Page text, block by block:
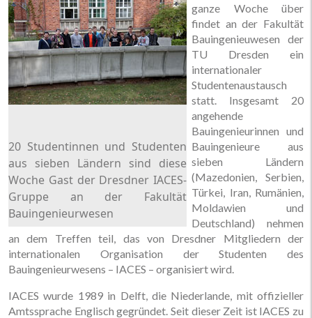
20 Studentinnen und Studenten
aus sieben Ländern sind diese
Woche Gast der Dresdner IACES-
Gruppe an der Fakultät
Bauingenieurwesen
ganze Woche über
findet an der Fakultät
Bauingenieuwesen der
TU Dresden ein
internationaler
Studentenaustausch
statt. Insgesamt 20
angehende
Bauingenieurinnen und
Bauingenieure aus
sieben Ländern
(Mazedonien, Serbien,
Türkei, Iran, Rumänien,
Moldawien und
Deutschland) nehmen
an dem Treffen teil, das von Dresdner Mitgliedern der
internationalen Organisation der Studenten des
Bauingenieurwesens – IACES – organisiert wird.
IACES wurde 1989 in Delft, die Niederlande, mit offizieller
Amtssprache Englisch gegründet. Seit dieser Zeit ist IACES zu